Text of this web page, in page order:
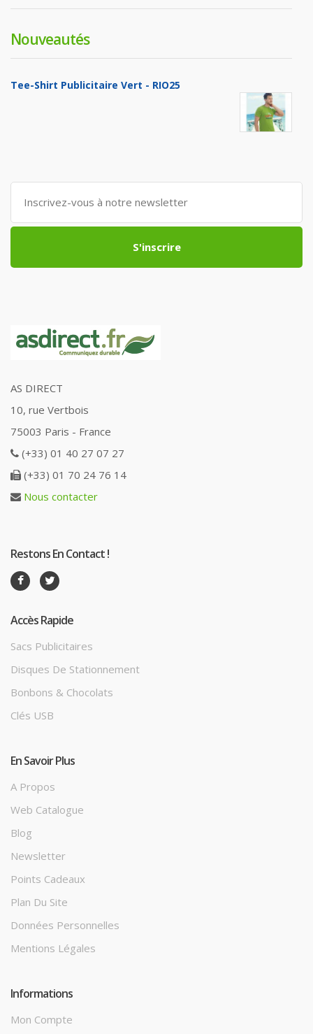
Nouveautés
Tee-Shirt Publicitaire Vert - RIO25
S'inscrire
AS DIRECT
10, rue Vertbois
75003 Paris - France
(+33) 01 40 27 07 27
(+33) 01 70 24 76 14
Nous contacter
Restons En Contact !
Accès Rapide
Sacs Publicitaires
Disques De Stationnement
Bonbons & Chocolats
Clés USB
En Savoir Plus
A Propos
Web Catalogue
Blog
Newsletter
Points Cadeaux
Plan Du Site
Données Personnelles
Mentions Légales
Informations
Mon Compte